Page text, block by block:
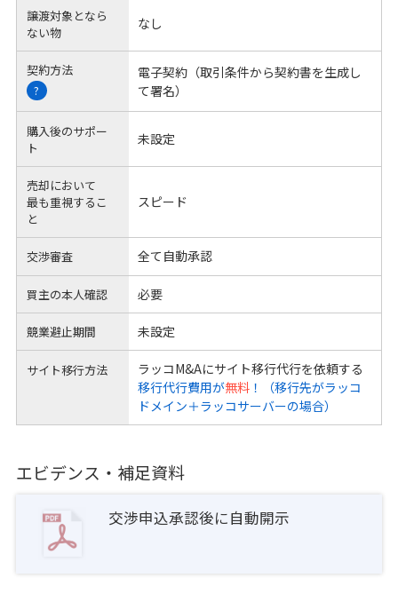
譲渡対象となら
ない物
なし
契約方法
?
電子契約（取引条件から契約書を生成し
て署名）
購入後のサポー
ト
未設定
売却において
最も重視するこ
と
スピード
交渉審査 全て自動承認
買主の本人確認 必要
競業避止期間 未設定
サイト移行方法
ラッコM&Aにサイト移行代行を依頼する
移行代行費用が無料！（移行先がラッコ
ドメイン＋ラッコサーバーの場合）
エビデンス・補足資料
交渉申込承認後に自動開示